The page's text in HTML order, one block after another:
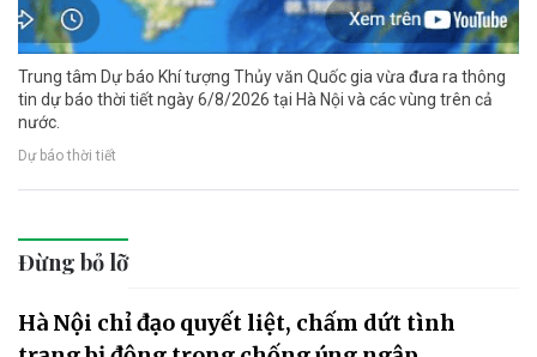
Trung tâm Dự báo Khí tượng Thủy văn Quốc gia vừa đưa ra thông
tin dự báo thời tiết ngày 6/8/2026 tại Hà Nội và các vùng trên cả
nước.
Dự báo thời tiết
Đừng bỏ lỡ
Hà Nội chỉ đạo quyết liệt, chấm dứt tình